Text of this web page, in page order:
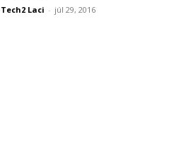
Tech2 Laci - júl 29, 2016